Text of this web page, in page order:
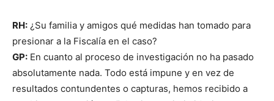
RH: ¿Su familia y amigos qué medidas han tomado para
presionar a la Fiscalía en el caso?
GP: En cuanto al proceso de investigación no ha pasado
absolutamente nada. Todo está impune y en vez de
resultados contundentes o capturas, hemos recibido a